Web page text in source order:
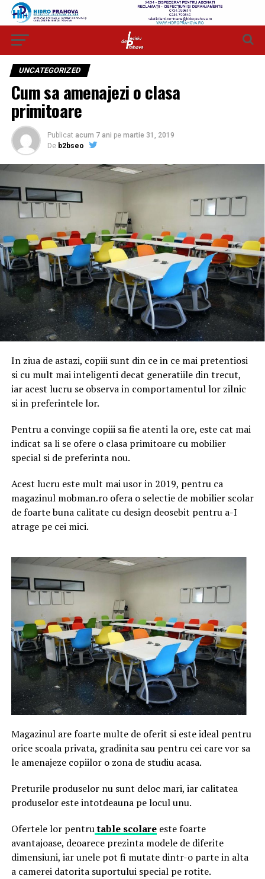
UNCATEGORIZED
Cum sa amenajezi o clasa
primitoare
Publicat acum 7 ani pe martie 31, 2019
De b2bseo
In ziua de astazi, copiii sunt din ce in ce mai pretentiosi
si cu mult mai inteligenti decat generatiile din trecut,
iar acest lucru se observa in comportamentul lor zilnic
si in preferintele lor.
Pentru a convinge copiii sa fie atenti la ore, este cat mai
indicat sa li se ofere o clasa primitoare cu mobilier
special si de preferinta nou.
Acest lucru este mult mai usor in 2019, pentru ca
magazinul mobman.ro ofera o selectie de mobilier scolar
de foarte buna calitate cu design deosebit pentru a-I
atrage pe cei mici.
Magazinul are foarte multe de oferit si este ideal pentru
orice scoala privata, gradinita sau pentru cei care vor sa
le amenajeze copiilor o zona de studiu acasa.
Preturile produselor nu sunt deloc mari, iar calitatea
produselor este intotdeauna pe locul unu.
Ofertele lor pentrutable scolareeste foarte
avantajoase, deoarece prezinta modele de diferite
dimensiuni, iar unele pot fi mutate dintr-o parte in alta
a camerei datorita suportului special pe rotite.